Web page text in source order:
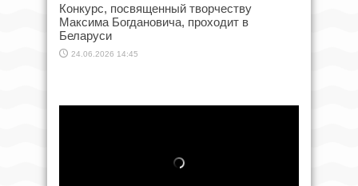
Конкурс, посвященный творчеству
Максима Богдановича, проходит в
Беларуси
24.06.2026 14:45